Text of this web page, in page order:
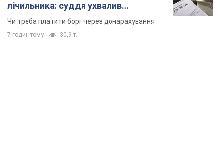
лічильника: суддя ухвалив
неочікуване рішення
Чи треба платити борг через донарахування
7 годин тому 30,9 т.